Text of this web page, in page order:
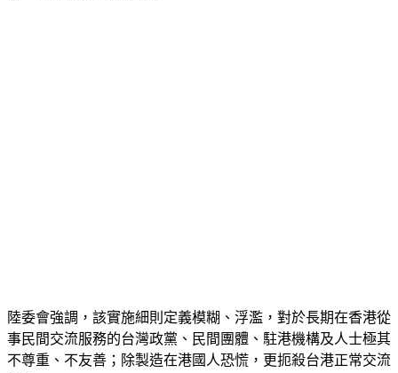
陸委會強調，該實施細則定義模糊、浮濫，對於長期在香港從
事民間交流服務的台灣政黨、民間團體、駐港機構及人士極其
不尊重、不友善；除製造在港國人恐慌，更扼殺台港正常交流